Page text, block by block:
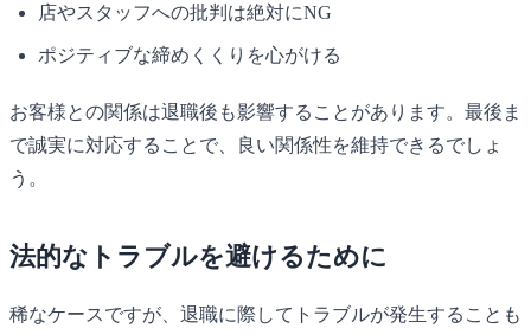
店やスタッフへの批判は絶対にNG
ポジティブな締めくくりを心がける
お客様との関係は退職後も影響することがあります。最後ま
で誠実に対応することで、良い関係性を維持できるでしょ
う。
法的なトラブルを避けるために
稀なケースですが、退職に際してトラブルが発生することも